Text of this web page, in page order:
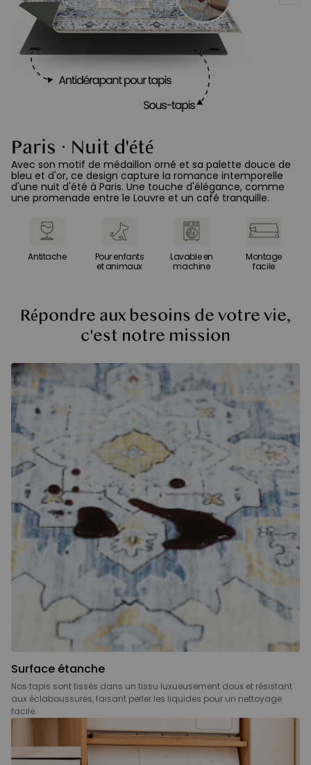
Paris · Nuit d'été
Avec son motif de médaillon orné et sa palette douce de
bleu et d'or, ce design capture la romance intemporelle
d'une nuit d'été à Paris. Une touche d'élégance, comme
une promenade entre le Louvre et un café tranquille.
Antitache
Pour enfants
et animaux
Lavable en
machine
Montage
facile
Répondre aux besoins de votre vie,
c'est notre mission
Surface étanche
Nos tapis sont tissés dans un tissu luxueusement doux et résistant
aux éclaboussures, faisant perler les liquides pour un nettoyage
facile.